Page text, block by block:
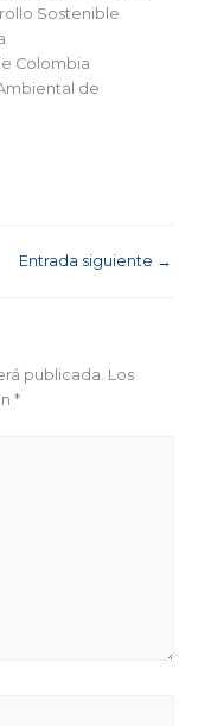
Sostenible
Colombia
de
Entrada siguiente →
publicada. Los
*